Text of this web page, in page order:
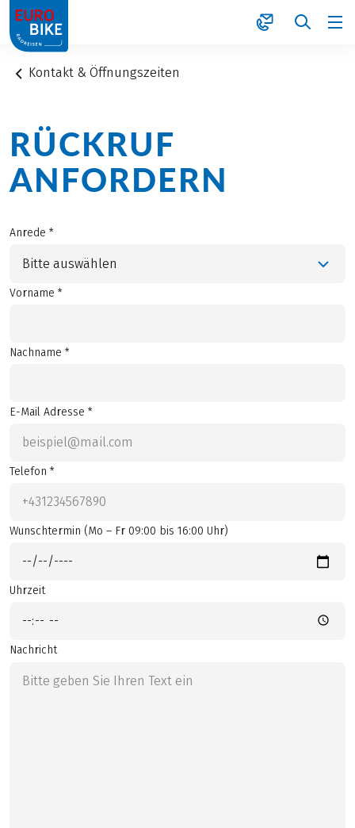
1
Kontakt & Öffnungszeiten
RÜCKRUF
ANFORDERN
Anrede *
Bitte auswählen
Vorname *
Nachname *
E-Mail Adresse *
Telefon *
Wunschtermin (Mo – Fr 09:00 bis 16:00 Uhr)
Uhrzeit
Nachricht